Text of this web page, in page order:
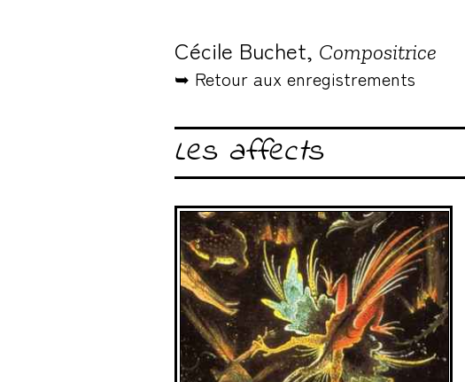
Cécile Buchet, Compositrice
➥ Retour aux enregistrements
Les affects